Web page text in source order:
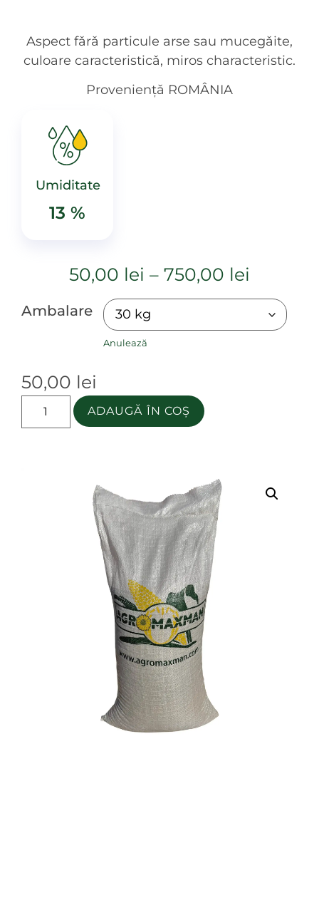
Aspect fǎrǎ particule arse sau mucegǎite,
culoare caracteristicǎ, miros characteristic.
Proveniențǎ ROMÂNIA
Umiditate
13 %
50,00 lei – 750,00 lei
Ambalare
Anulează
50,00 lei
ADAUGĂ ÎN COȘ